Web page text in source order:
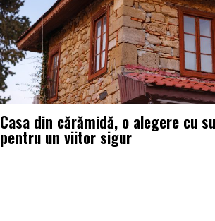
Casa din cărămidă, o alegere cu
pentru un viitor sigur